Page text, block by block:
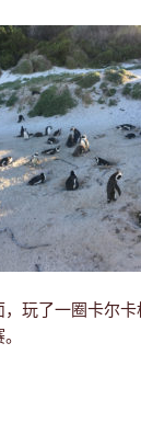
玩了一圈卡尔